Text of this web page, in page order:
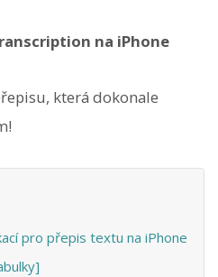
na iPhone
která dokonale
pro přepis textu na iPhone